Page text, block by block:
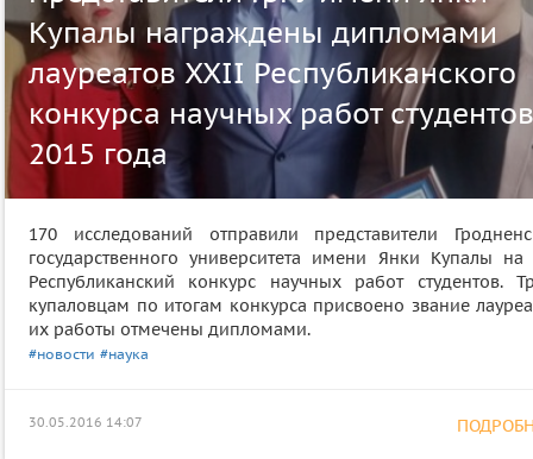
Купалы награждены дипломами
лауреатов XXII Республиканского
конкурса научных работ студентов
2015 года
170 исследований отправили представители
государственного университета имени Янки Купалы
Республиканский конкурс научных работ студентов.
купаловцам по итогам конкурса присвоено звание
их работы отмечены дипломами.
#новости #наука
30.05.2016 14:07